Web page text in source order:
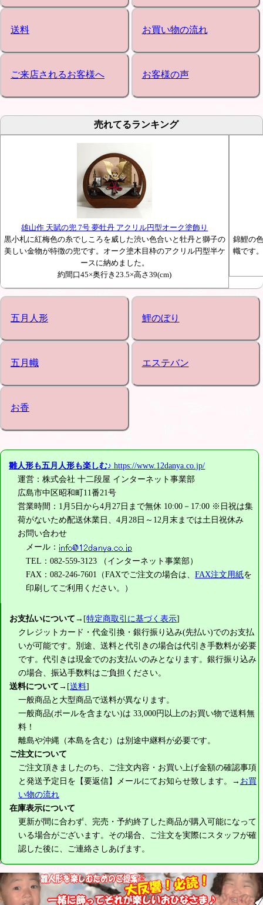
送料 お買い物の流れ
ご来店されるお客様へ お客様の声
売れてるランキング
雄山作 天賦の兜 7号 夢牡丹 アクリル円型オーク塗飾り
黒小札に紅梅色の糸でしころを威した渋い色合いと牡丹と獅子の
美しい金物が特徴の兜です。オーク塗木目枠のアクリル円型半ケ
ースに納めました。
約間口45×奥行き23.5×高さ39(cm)
錦鯉の
幟です
五月人形 鯉のぼり
五月幟 エステバン
お香
雛人形も五月人形も楽しむ♪ https://www.12danya.co.jp/
運営：株式会社 十二段屋 インターネット事業部
広島市中区昭和町11番21号
営業時間：1月5日から4月27日まで無休 10:00－17:00 ※日祝は集
荷がないため配送休業日、4月28日～12月末までは土日祝休み
お問い合わせ
メール：
TEL：082-559-3123 （インターネット事業部）
FAX：082-246-7601（FAXでご注文の場合は、FAX注文用紙を
印刷してご利用ください。）
お支払いについて→[特定商取引に基づく表示]
クレジットカード・代金引換・銀行振り込み(先払い)でのお支払
いが可能です。別途、送料と代引きの場合は代引き手数料が必要
です。代引きは現金でのお支払いのみとなります。銀行振り込み
の場合、振込手数料はご負担ください。
送料について→[送料]
一般商品と大型商品で送料が異なります。
一般商品(ポールを含まない)は 33,000円以上のお買い物で送料無
料！
離島や沖縄（本島を含む）は別途中継料が必要です。
ご注文について
ご注文頂きましたのち、ご注文内容・お買い上げ金額の確認事項
と発送予定日を【要返信】メールにてお知らせ致します。→ お買
い物の流れ
在庫表示について
更新が間に合わず、完売・予約終了した商品が購入可能になって
いる場合がございます。その場合、ご注文を実際にスタッフが確
認した後に、ご連絡さしあげます。